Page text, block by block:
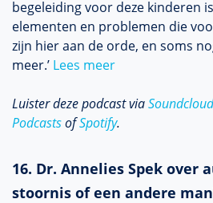
begeleiding voor deze kinderen
elementen en problemen die
zijn hier aan de orde, en soms
meer.’ Lees meer
Luister deze podcast viaSoundcloud
PodcastsofSpotify.
16. Dr. Annelies Spek over
stoornis of een andere